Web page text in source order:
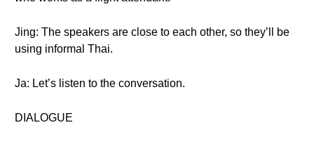
Jing: The speakers are close to each other, so they’ll be
using informal Thai.
Ja: Let’s listen to the conversation.
DIALOGUE